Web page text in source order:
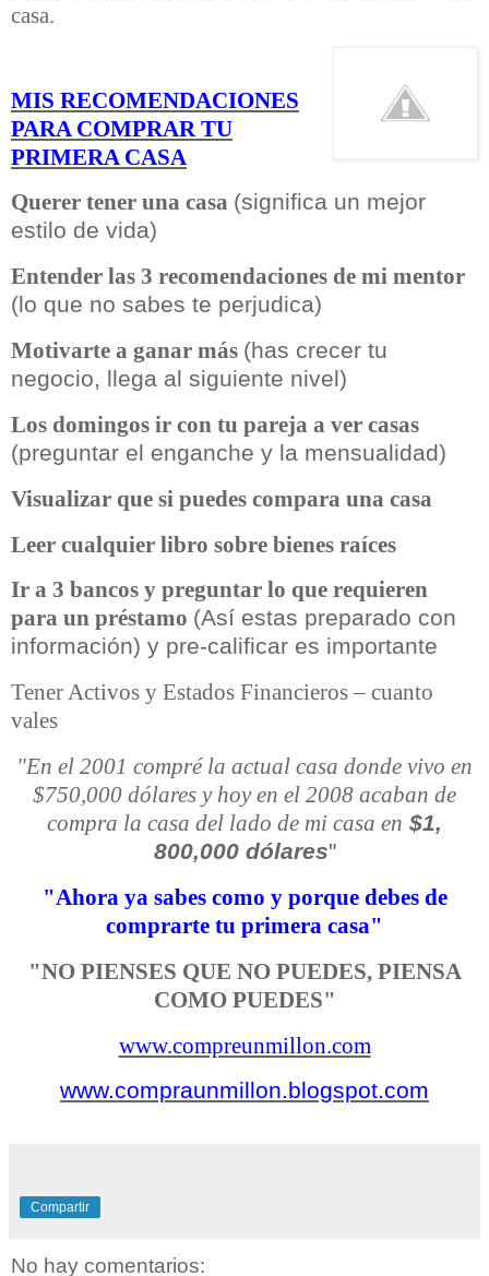
casa.
MIS RECOMENDACIONES
PARA COMPRAR TU
PRIMERA CASA
Querer tener una casa (significa un mejor
estilo de vida)
Entender las 3 recomendaciones de mi mentor
(lo que no sabes te perjudica)
Motivarte a ganar más (has crecer tu
negocio, llega al siguiente nivel)
Los domingos ir con tu pareja a ver casas
(preguntar el enganche y la mensualidad)
Visualizar que si puedes compara una casa
Leer cualquier libro sobre bienes raíces
Ir a 3 bancos y preguntar lo que requieren
para un préstamo (Así estas preparado con
información) y pre-calificar es importante
Tener Activos y Estados Financieros – cuanto
vales
"En el 2001 compré la actual casa donde vivo en
$750,000 dólares y hoy en el 2008 acaban de
compra la casa del lado de mi casa en $1,
800,000 dólares"
"Ahora ya sabes como y porque debes de
comprarte tu primera casa"
"NO PIENSES QUE NO PUEDES, PIENSA
COMO PUEDES"
www.compreunmillon.com
www.compraunmillon.blogspot.com
Compartir
No hay comentarios: